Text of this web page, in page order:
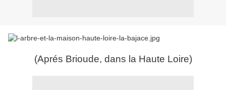
(Aprés Brioude, dans la Haute Loire)